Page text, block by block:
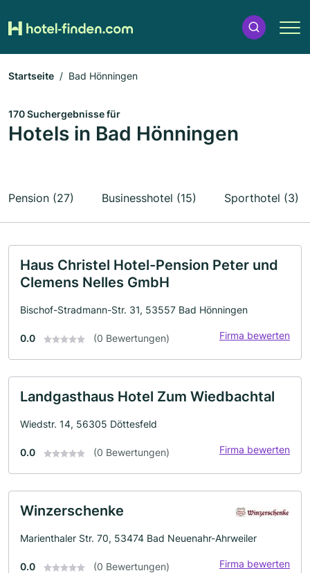
Startseite Bad Hönningen
170 Suchergebnisse für
Hotels in Bad Hönningen
Pension (27) Businesshotel (15) Sporthotel (3)
Haus Christel Hotel-Pension Peter und
Clemens Nelles GmbH
Bischof-Stradmann-Str. 31, 53557 Bad Hönningen
0.0 (0 Bewertungen) Firma bewerten
Landgasthaus Hotel Zum Wiedbachtal
Wiedstr. 14, 56305 Döttesfeld
0.0 (0 Bewertungen) Firma bewerten
Winzerschenke
Marienthaler Str. 70, 53474 Bad Neuenahr-Ahrweiler
0.0 (0 Bewertungen) Firma bewerten